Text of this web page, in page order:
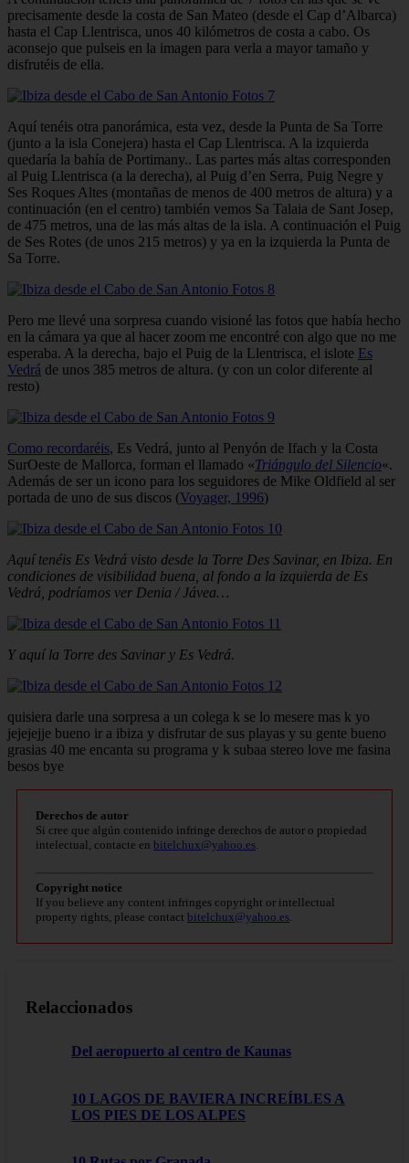
precisamente desde la costa de San Mateo (desde el Cap d’Albarca)
hasta el Cap Llentrisca, unos 40 kilómetros de costa a cabo. Os
aconsejo que pulseis en la imagen para verla a mayor tamaño y
disfrutéis de ella.
Aquí tenéis otra panorámica, esta vez, desde la Punta de Sa Torre
(junto a la isla Conejera) hasta el Cap Llentrisca. A la izquierda
quedaría la bahía de Portimany.. Las partes más altas corresponden
al Puig Llentrisca (a la derecha), al Puig d’en Serra, Puig Negre y
Ses Roques Altes (montañas de menos de 400 metros de altura) y a
continuación (en el centro) también vemos Sa Talaia de Sant Josep,
de 475 metros, una de las más altas de la isla. A continuación el Puig
de Ses Rotes (de unos 215 metros) y ya en la izquierda la Punta de
Sa Torre.
Pero me llevé una sorpresa cuando visioné las fotos que había hecho
en la cámara ya que al hacer zoom me encontré con algo que no me
esperaba. A la derecha, bajo el Puig de la Llentrisca, el islote Es
Vedrá de unos 385 metros de altura. (y con un color diferente al
resto)
Como recordaréis, Es Vedrá, junto al Penyón de Ifach y la Costa
SurOeste de Mallorca, forman el llamado «Triángulo del Silencio«.
Además de ser un icono para los seguidores de Mike Oldfield al ser
portada de uno de sus discos (Voyager, 1996)
Aquí tenéis Es Vedrá visto desde la Torre Des Savinar, en Ibiza. En
condiciones de visibilidad buena, al fondo a la izquierda de Es
Vedrá, podríamos ver Denia / Jávea…
Y aquí la Torre des Savinar y Es Vedrá.
quisiera darle una sorpresa a un colega k se lo mesere mas k yo
jejejejje bueno ir a ibiza y disfrutar de sus playas y su gente bueno
grasias 40 me encanta su programa y k subaa stereo love me fasina
besos bye
Derechos de autor
Si cree que algún contenido infringe derechos de autor o propiedad
intelectual, contacte en bitelchux@yahoo.es
Copyright notice
If you believe any content infringes copyright or intellectual
property rights, please contact bitelchux@yahoo.es
Relaccionados
Del aeropuerto al centro de Kaunas
10 LAGOS DE BAVIERA INCREÍBLES A
LOS PIES DE LOS ALPES